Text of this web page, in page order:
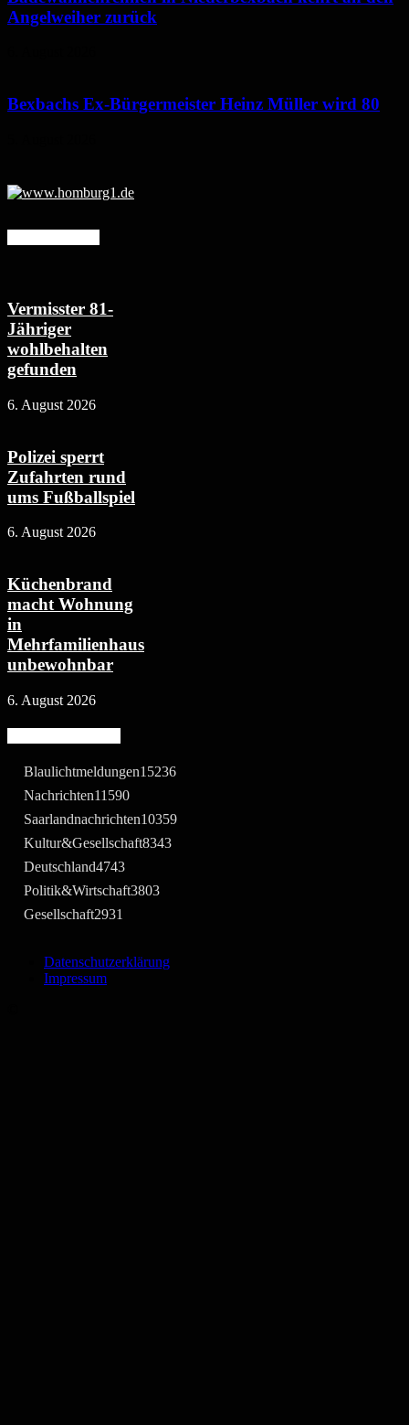
Angelweiher zurück
Bexbachs Ex-Bürgermeister Heinz Müller wird 80
Vermisster 81-
Jähriger
wohlbehalten
gefunden
6. August 2026
Polizei sperrt
Zufahrten rund
ums Fußballspiel
6. August 2026
Küchenbrand
macht Wohnung
in
Mehrfamilienhaus
unbewohnbar
6. August 2026
Blaulichtmeldungen15236
Nachrichten11590
Saarlandnachrichten10359
Kultur&Gesellschaft8343
Deutschland4743
Politik&Wirtschaft3803
Gesellschaft2931
Datenschutzerklärung
Impressum